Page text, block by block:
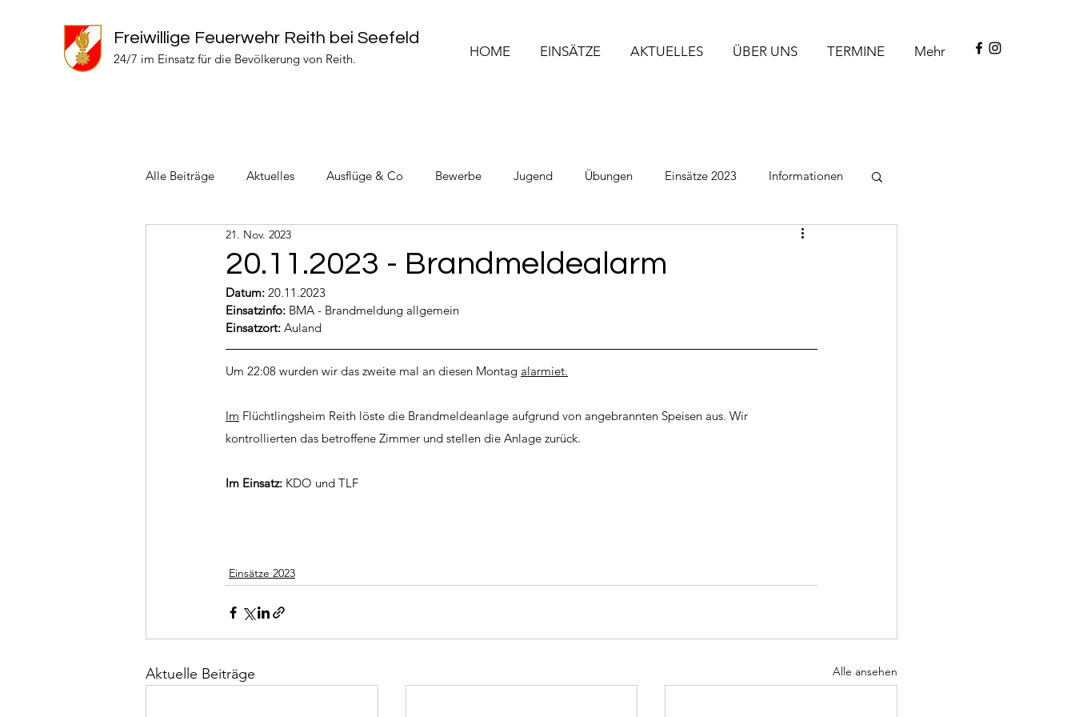
Freiwillige Feuerwehr Reith bei Seefeld
24/7 im Einsatz für die Bevölkerung von Reith. HOME EINSÄTZE AKTUELLES ÜBER UNS TERMINE Mehr
Alle Beiträge Aktuelles Ausflüge & Co Bewerbe Jugend Übungen Einsätze 2023 Informationen
Einsätze 2024 Einsätze 2022
20.11.2023 - Brandmeldealarm
21. Nov. 2023
Datum: 20.11.2023
Einsatzinfo: BMA - Brandmeldung allgemein
Einsatzort: Auland
Um 22:08 wurden wir das zweite mal an diesen Montag alarmiet.
Im Flüchtlingsheim Reith löste die Brandmeldeanlage aufgrund von angebrannten Speisen aus. Wir
kontrollierten das betroffene Zimmer und stellen die Anlage zurück.
Im Einsatz: KDO und TLF
Einsätze 2023
Aktuelle Beiträge Alle ansehen